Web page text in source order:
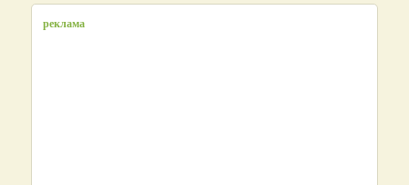
реклама